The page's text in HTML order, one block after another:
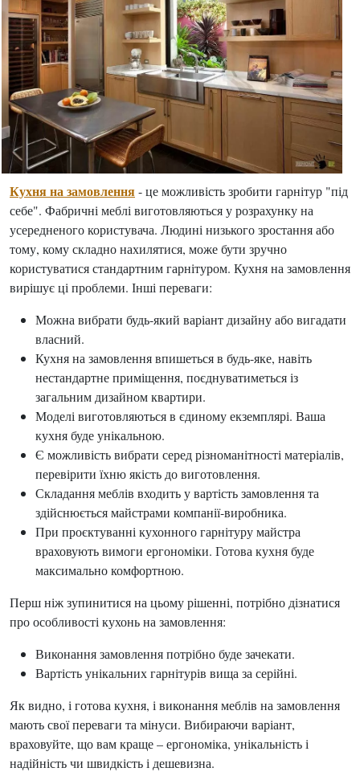
Кухня на замовлення- це можливість зробити гарнітур "під
себе". Фабричні меблі виготовляються у розрахунку на
усередненого користувача. Людині низького зростання або
тому, кому складно нахилятися, може бути зручно
користуватися стандартним гарнітуром. Кухня на замовлення
вирішує ці проблеми. Інші переваги:
Можна вибрати будь-який варіант дизайну або вигадати
власний.
Кухня на замовлення впишеться в будь-яке, навіть
нестандартне приміщення, поєднуватиметься із
загальним дизайном квартири.
Моделі виготовляються в єдиному екземплярі. Ваша
кухня буде унікальною.
Є можливість вибрати серед різноманітності матеріалів,
перевірити їхню якість до виготовлення.
Складання меблів входить у вартість замовлення та
здійснюється майстрами компанії-виробника.
При проєктуванні кухонного гарнітуру майстра
враховують вимоги ергономіки. Готова кухня буде
максимально комфортною.
Перш ніж зупинитися на цьому рішенні, потрібно дізнатися
про особливості кухонь на замовлення:
Виконання замовлення потрібно буде зачекати.
Вартість унікальних гарнітурів вища за серійні.
Як видно, і готова кухня, і виконання меблів на замовлення
мають свої переваги та мінуси. Вибираючи варіант,
враховуйте, що вам краще – ергономіка, унікальність і
надійність чи швидкість і дешевизна.